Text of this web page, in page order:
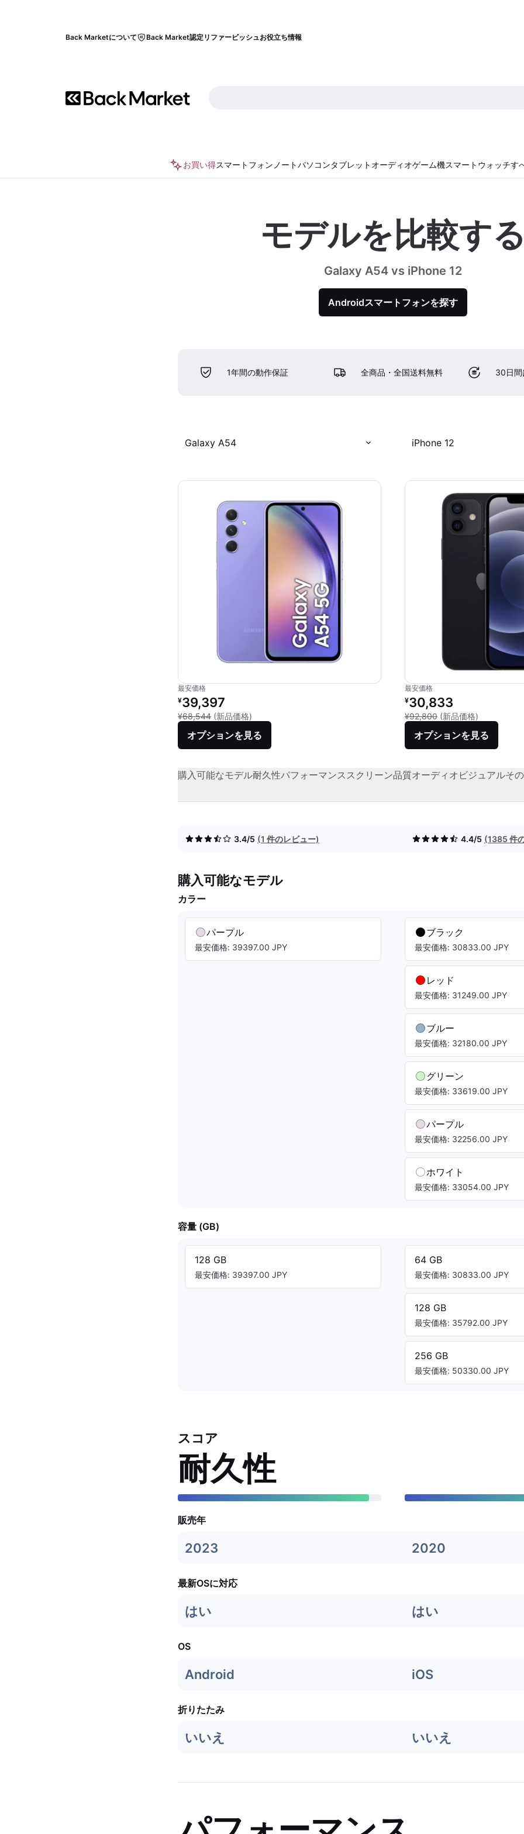
Back Marketについて Back Market認定リファービッシュお役立ち情報
お買い得スマートフォン ノートパソコンタブレット オーディオゲーム機スマートウォッチす
モデルを比較する
Galaxy A54 vs iPhone 12
Androidスマートフォンを探す
1年間の動作保証 全商品・全国送料無料 30日間
Galaxy A54 iPhone 12
最安価格
リファービッシュ品の価格：
¥39,397
¥68,544 (新品価格)
オプションを見る
最安価格
リファービッシュ品の価格：
¥30,833
¥92,800 (新品価格)
オプションを見る
購入可能なモデル耐久性パフォーマンススクリーン品質オーディオビジュアルそ
3.4/5 (1 件のレビュー) 4.4/5 (1385 件
購入可能なモデル
カラー
パープル
最安価格: 39397.00 JPY
ブラック
最安価格: 30833.00 JPY
レッド
最安価格: 31249.00 JPY
ブルー
最安価格: 32180.00 JPY
グリーン
最安価格: 33619.00 JPY
パープル
最安価格: 32256.00 JPY
ホワイト
最安価格: 33054.00 JPY
容量 (GB)
128 GB
最安価格: 39397.00 JPY
64 GB
最安価格: 30833.00 JPY
128 GB
最安価格: 35792.00 JPY
256 GB
最安価格: 50330.00 JPY
スコア
耐久性
販売年
2023 2020
最新OSに対応
はい はい
OS
Android iOS
折りたたみ
いいえ いいえ